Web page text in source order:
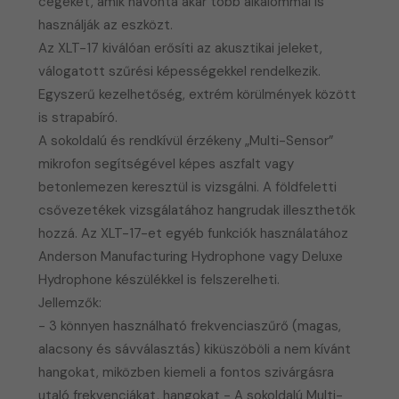
használják az eszközt.
Az XLT-17 kiválóan erősíti az akusztikai jeleket,
válogatott szűrési képességekkel rendelkezik.
​Egyszerű kezelhetőség, extrém körülmények között
is strapabíró.
A sokoldalú és rendkívül érzékeny „Multi-Sensor”
mikrofon segítségével képes aszfalt vagy
betonlemezen keresztül is vizsgálni. A földfeletti
csővezetékek vizsgálatához hangrudak illeszthetők
hozzá. Az XLT-17-et egyéb funkciók használatához
Anderson Manufacturing Hydrophone vagy Deluxe
Hydrophone készülékkel is felszerelheti.
Jellemzők:
- 3 könnyen használható frekvenciaszűrő (magas,
alacsony és sávválasztás) kiküszöböli a nem kívánt
hangokat, miközben kiemeli a fontos szivárgásra
utaló frekvenciákat, hangokat - A sokoldalú Multi-